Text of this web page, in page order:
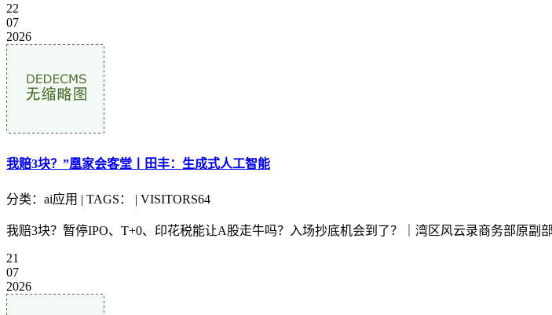
22
07
2026
我赔3块？”凰家会客堂丨田丰：生成式人工智能
分类：ai应用 | TAGS： | VISITORS64
我赔3块？暂停IPO、T+0、印花税能让A股走牛吗？入场抄底机会到了？｜湾区风云录商务部原副
21
07
2026